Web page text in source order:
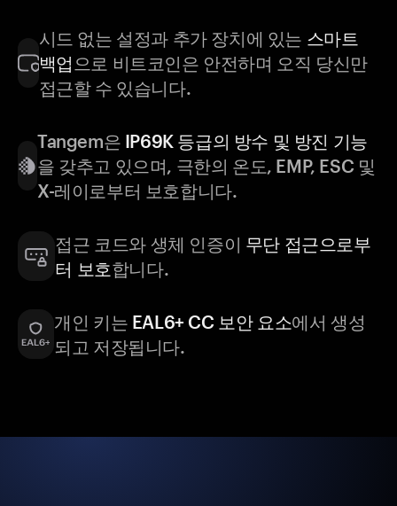
시드 없는 설정과 추가 장치에 있는 스마트
백업 으로 비트코인은 안전하며 오직 당신만
접근할 수 있습니다.
Tangem은 IP69K 등급의 방수 및 방진 기능
을 갖추고 있으며, 극한의 온도, EMP, ESC 및
X-레이로부터 보호합니다.
접근 코드와 생체 인증이 무단 접근으로부
터 보호합니다.
개인 키는 EAL6+ CC 보안 요소에서 생성
되고 저장됩니다.